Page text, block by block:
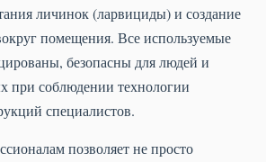
личинок (ларвициды) и создание
помещения. Все используемые
безопасны для людей и
при соблюдении технологии
специалистов.
позволяет не просто